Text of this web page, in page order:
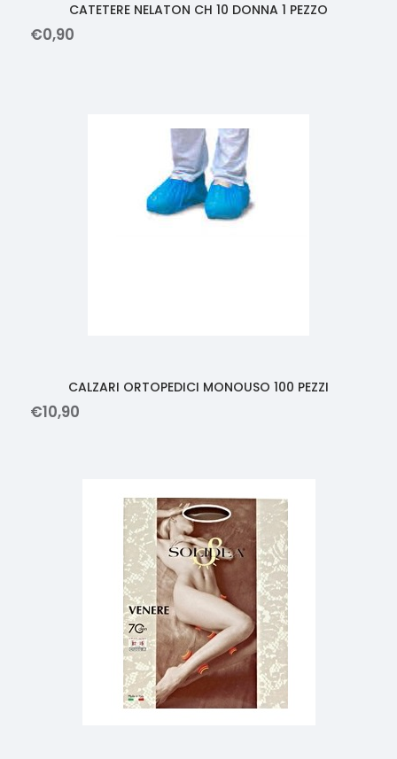
CATETERE NELATON CH 10 DONNA 1 PEZZO
€0,90
CALZARI ORTOPEDICI MONOUSO 100 PEZZI
€10,90